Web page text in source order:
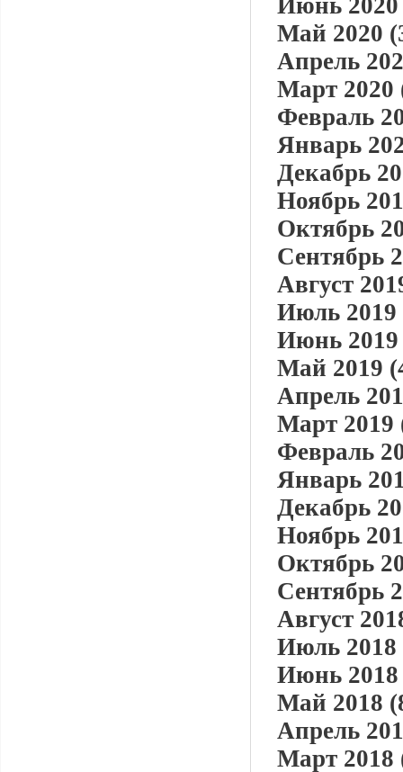
Июнь 2020
Май 2020
Апрель
Март 2020
Февраль
Январь
Декабрь
Ноябрь
Октябрь
Сентябрь
Август
Июль 2019
Июнь 2019
Май 2019
Апрель
Март 2019
Февраль
Январь
Декабрь
Ноябрь
Октябрь
Сентябрь
Август
Июль 2018
Июнь 2018
Май 2018
Апрель
Март 2018